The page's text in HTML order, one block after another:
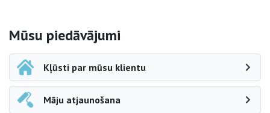
Sāna navigācija
Mūsu piedāvājumi
Kļūsti par mūsu klientu
Māju atjaunošana